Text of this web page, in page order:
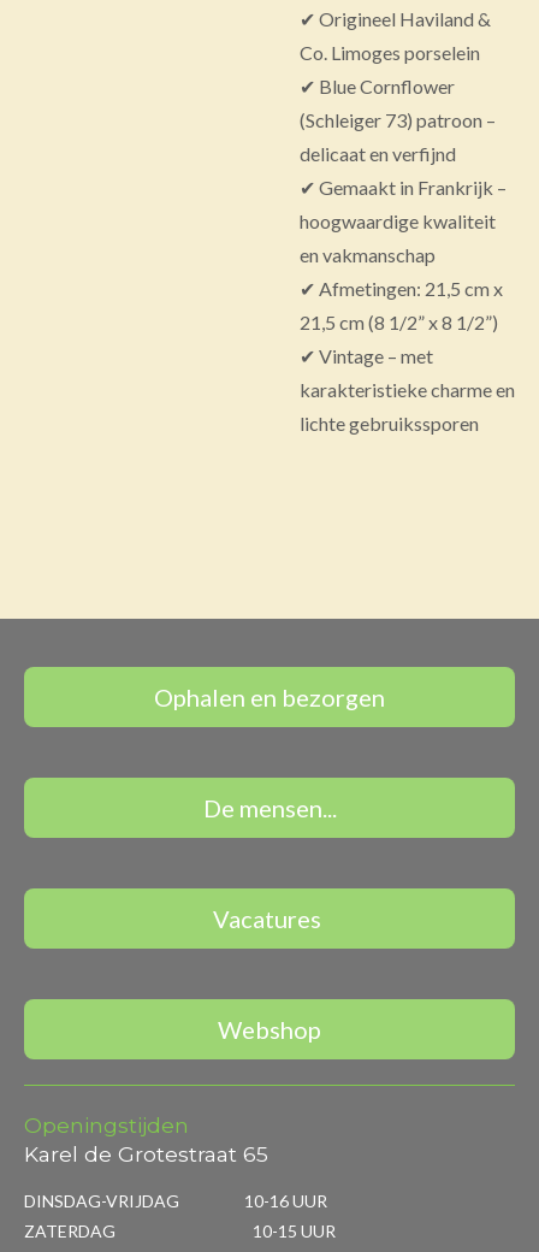
✔ Origineel Haviland &
Co. Limoges porselein
✔ Blue Cornflower
(Schleiger 73) patroon –
delicaat en verfijnd
✔ Gemaakt in Frankrijk –
hoogwaardige kwaliteit
en vakmanschap
✔ Afmetingen: 21,5 cm x
21,5 cm (8 1/2” x 8 1/2”)
✔ Vintage – met
karakteristieke charme en
lichte gebruikssporen
Ophalen en bezorgen
De mensen...
Vacatures
Webshop
Openingstijden
Karel de Grotestraat 65
DINSDAG-VRIJDAG 10-16 UUR
ZATERDAG 10-15 UUR